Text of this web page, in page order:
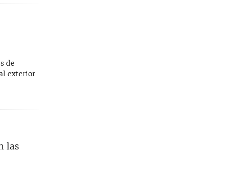
de
exterior
las